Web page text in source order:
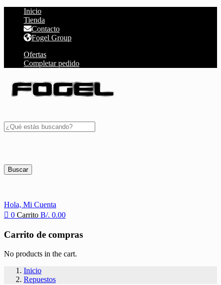
Inicio
Tienda
Contacto
Fogel Group
Ofertas
Completar pedido
Buscar
Hola, Mi Cuenta
0 Carrito B/. 0.00
Carrito de compras
No products in the cart.
Inicio
Repuestos